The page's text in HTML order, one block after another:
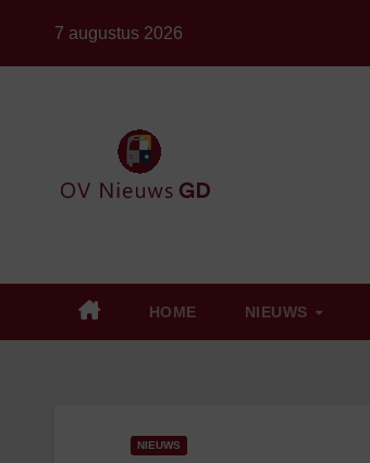
7 augustus 2026
HOME NIEUWS
NIEUWS